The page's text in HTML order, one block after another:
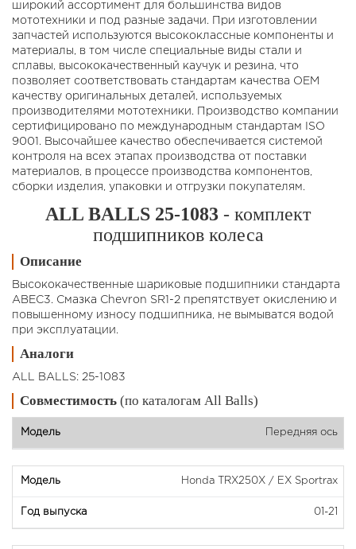
широкий ассортимент для большинства видов
мототехники и под разные задачи. При изготовлении
запчастей используются высококлассные компоненты и
материалы, в том числе специальные виды стали и
сплавы, высококачественный каучук и резина, что
позволяет соответствовать стандартам качества OEM
качеству оригинальных деталей, используемых
производителями мототехники. Производство компании
сертифицировано по международным стандартам ISO
9001. Высочайшее качество обеспечивается системой
контроля на всех этапах производства от поставки
материалов, в процессе производства компонентов,
сборки изделия, упаковки и отгрузки покупателям.
ALL BALLS 25-1083 - комплект
подшипников колеса
Описание
Высококачественные шариковые подшипники стандарта
ABEC3. Смазка Chevron SR1-2 препятствует окислению и
повышенному износу подшипника, не вымыватся водой
при эксплуатации.
Аналоги
ALL BALLS: 25-1083
Совместимость (по каталогам All Balls)
Передняя ось
Honda TRX250X / EX Sportrax
01-21